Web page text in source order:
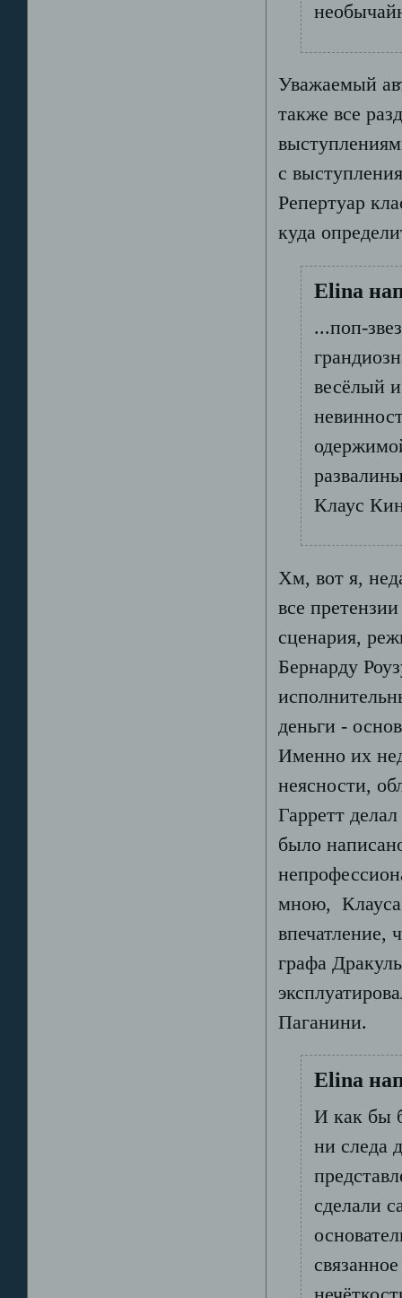
Уважаемый
также все
с
Репертуар
куда
Elina
...поп-
весёлый
Клаус
Хм, вот я,
все
сценария,
Бернарду
деньги -
Именно их
неясности,
Гарретт
было
мною, Клауса
впечатление,
графа
Паганини.
Elina
И как бы
ни следа
сделали